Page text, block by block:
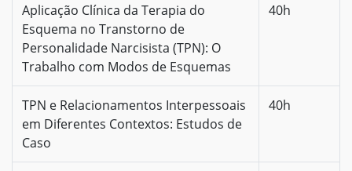
Aplicação Clínica da Terapia do
Esquema no Transtorno de
Personalidade Narcisista (TPN): O
Trabalho com Modos de Esquemas
40h
TPN e Relacionamentos Interpessoais
em Diferentes Contextos: Estudos de
Caso
40h